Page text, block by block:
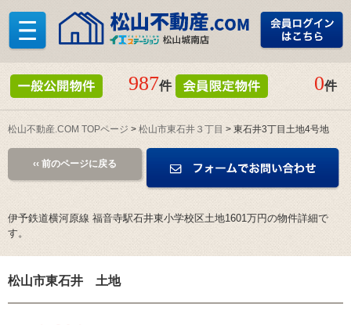
987件 0件
松山不動産.COM TOPページ > 松山市東石井３丁目 > 東石井3丁目土地4号地
‹‹ 前のページに戻る
伊予鉄道横河原線 福音寺駅石井東小学校区土地1601万円の物件詳細で
す。
松山市東石井 土地